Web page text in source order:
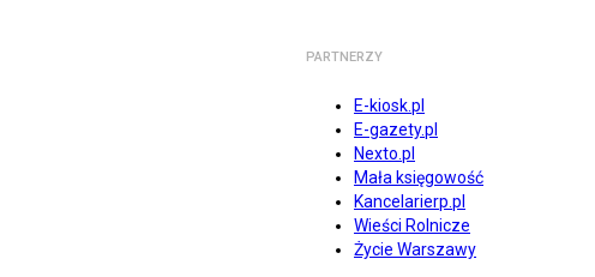
PARTNERZY
E-kiosk.pl
E-gazety.pl
Nexto.pl
Mała księgowość
Kancelarierp.pl
Wieści Rolnicze
Życie Warszawy